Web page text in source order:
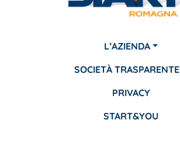
L’AZIENDA
SOCIETÀ TRASPARENTE
PRIVACY
START&YOU